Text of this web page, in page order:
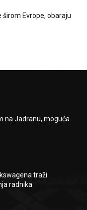
širom Evrope, obaraju
na Jadranu, moguća
traži
radnika